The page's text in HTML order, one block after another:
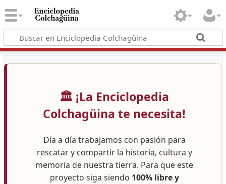
🏛️ ¡La Enciclopedia
Colchagüina te necesita!
Día a día trabajamos con pasión para
rescatar y compartir la historia, cultura y
memoria de nuestra tierra. Para que este
proyecto siga siendo 100% libre y